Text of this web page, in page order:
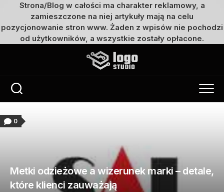
Strona/Blog w całości ma charakter reklamowy, a
zamieszczone na niej artykuły mają na celu
pozycjonowanie stron www. Żaden z wpisów nie pochodzi
od użytkowników, a wszystkie zostały opłacone.
0
Metki odzieżowe a wizerunek marki – detale,
które klienci zauważają